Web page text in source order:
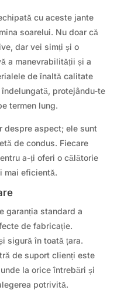
cu aceste jante
soarelui. Nu doar că
dar vei simți și o
a manevrabilității și a
de înaltă calitate
protejându-te
termen lung.
despre aspect; ele sunt
de condus. Fiecare
a-ți oferi o călătorie
mai eficientă.
garanția standard a
de fabricație.
sigură în toată țara.
de suport clienți este
la orice întrebări și
potrivită.